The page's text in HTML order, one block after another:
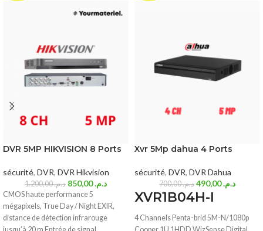
DVR 5MP HIKVISION 8 Ports
sécurité, DVR, DVR Hikvision
د.م.1.200,00 د.م.850,00
CMOS haute performance 5
mégapixels, True Day / Night EXIR,
distance de détection infrarouge
Xvr 5Mp dahua 4 Ports
sécurité, DVR, DVR Dahua
د.م.700,00 د.م.490,00
XVR1B04H-I
4 Channels Penta-brid 5M-N/1080p